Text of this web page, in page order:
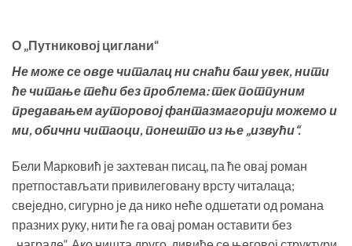
О „Путниковој циглани“
Не може се овде читалац ни снаћи баш увек, нити
ће читање тећи без проблема: тек потпуним
предавањем ауторовој фантазмагорији можемо и
ми, обични читаоци, понешто из ње „извући“.
Бели Марковић је захтеван писац, па ће овај роман
претпостављати привилеговану врсту читалаца;
свеједно, сигурно је да нико неће одшетати од романа
празних руку, нити ће га овај роман оставити без